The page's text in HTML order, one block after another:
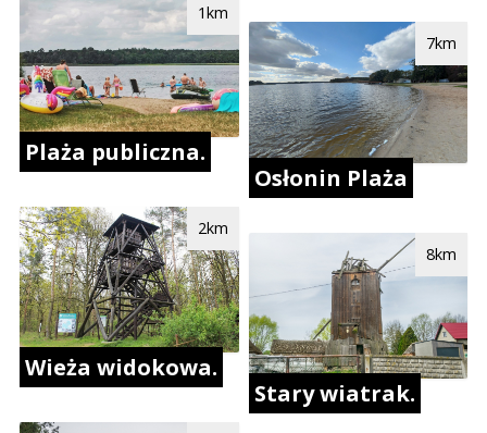
Plaża publiczna.
1km
Wieża widokowa.
2km
Osłonin Plaża
7km
Stary wiatrak.
8km